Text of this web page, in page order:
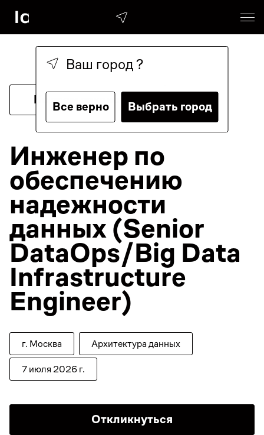
Ваш город?
Все верно Выбрать город
Ко всем вакансиям
Инженер по
обеспечению
надежности
данных (Senior
DataOps/Big Data
Infrastructure
Engineer)
г. Москва Архитектура данных
7 июля 2026 г.
Откликнуться